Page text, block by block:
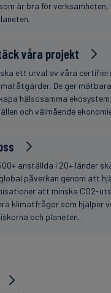
är bra för verksamheten,
våra projekt
ett urval av våra
De ger
hälsosamma
och välmående
anställda i 20+ länder
påverkan genom att
att minska CO2-
klimatfrågor som hjälper
och planeten.